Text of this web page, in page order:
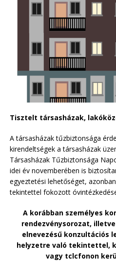
Tisztelt társasházak,
A társasházak tűzbiztonsága
kirendeltségek a társasházak
Társasházak Tűzbiztonsága
idei év novemberében is
egyeztetési lehetőséget,
tekintettel fokozott
A korábban személyes
rendezvénysorozat,
elnevezésű konzultációs
helyzetre való tekintettel,
vagy tclcfonon